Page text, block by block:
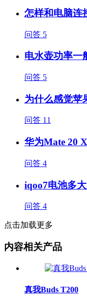
怎样和电脑连
问答 5
电水壶功率一
问答 5
为什么感觉苹
问答 11
华为Mate 20
问答 4
iqoo7电池多
问答 4
点击加载更多
内容相关产品
真我Buds T200